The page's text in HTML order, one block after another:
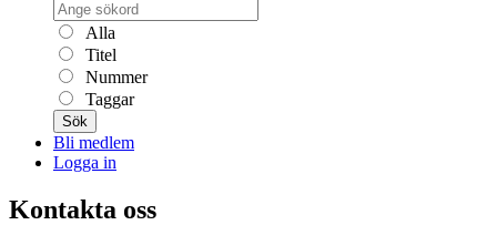
Alla
Titel
Nummer
Taggar
Sök
Bli medlem
Logga in
Kontakta oss